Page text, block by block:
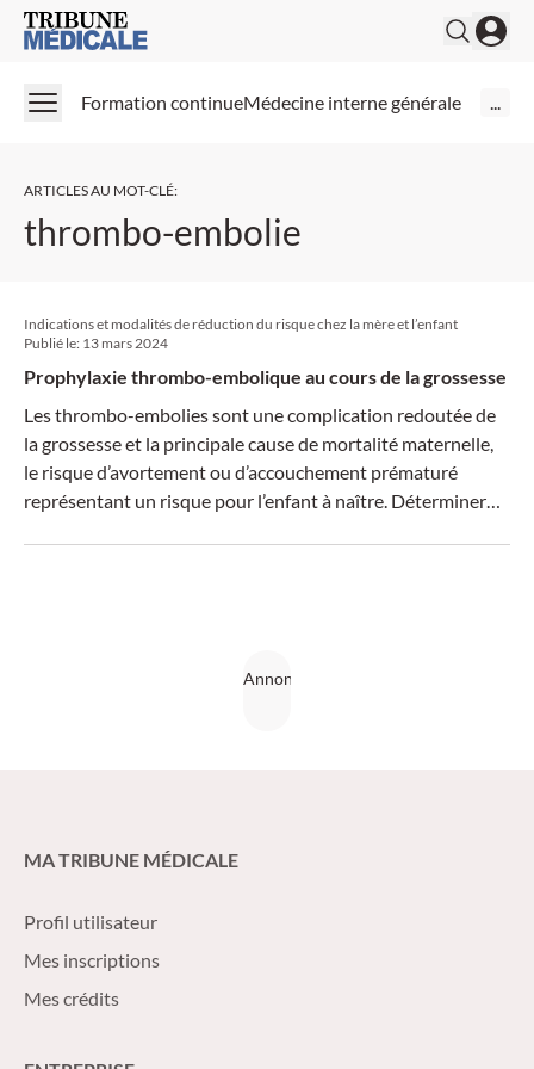
Medical Tribune
Formation continueMédecine interne générale ...
ARTICLES AU MOT-CLÉ:
thrombo-embolie
Indications et modalités de réduction du risque chez la mère et l’enfant
Publié le: 13 mars 2024
Prophylaxie thrombo-embolique au cours de la grossesse
Les thrombo-embolies sont une complication redoutée de
la grossesse et la principale cause de mortalité maternelle,
le risque d’avortement ou d’accouchement prématuré
représentant un risque pour l’enfant à naître. Déterminer
MA TRIBUNE MÉDICALE
Profil utilisateur
Mes inscriptions
Mes crédits